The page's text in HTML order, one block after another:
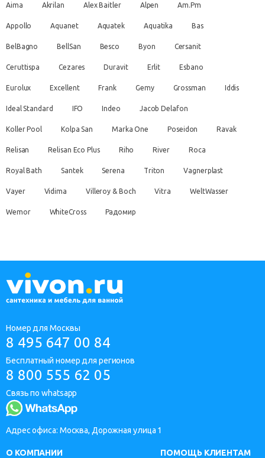
Aima Akrilan Alex Baitler Alpen Am.Pm
Appollo Aquanet Aquatek Aquatika Bas
BelBagno BellSan Besco Byon Cersanit
Ceruttispa Cezares Duravit Erlit Esbano
Eurolux Excellent Frank Gemy Grossman Iddis
Ideal Standard IFO Indeo Jacob Delafon
Koller Pool Kolpa San Marka One Poseidon Ravak
Relisan Relisan Eco Plus Riho River Roca
Royal Bath Santek Serena Triton Vagnerplast
Vayer Vidima Villeroy & Boch Vitra WeltWasser
Wemor WhiteCross Радомир
Номер для Москвы
8 495 647 00 84
Бесплатный номер для регионов
8 800 555 62 05
Связь по whatsapp
Адрес офиса: Москва, Дорожная улица 1
О КОМПАНИИ
ПОМОЩЬ КЛИЕНТАМ